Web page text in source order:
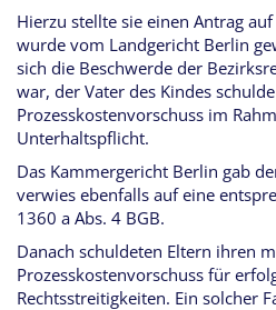
Hierzu stellte sie einen Antrag
wurde vom Landgericht Berlin
sich die Beschwerde der
war, der Vater des Kindes
Prozesskostenvorschuss im
Unterhaltspflicht.
Das Kammergericht Berlin gab
verwies ebenfalls auf eine
1360 a Abs. 4 BGB.
Danach schuldeten Eltern ihren
Prozesskostenvorschuss für
Rechtsstreitigkeiten. Ein solcher